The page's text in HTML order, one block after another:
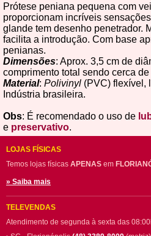
Prótese peniana pequena com
proporcionam incríveis
glande tem desenho penetrador.
facilita a introdução. Com base
penianas.
Dimensões: Aprox. 3,5 cm de
comprimento total sendo cerca
Material: Polivinyl (PVC) flexível,
Indústria brasileira.
Obs: É recomendado o uso de
e preservativo.
LOJAS FÍSICAS
Temos lojas físicas APENAS em
» Saiba mais
TELEVENDAS
Atendimento de segunda à sexta das